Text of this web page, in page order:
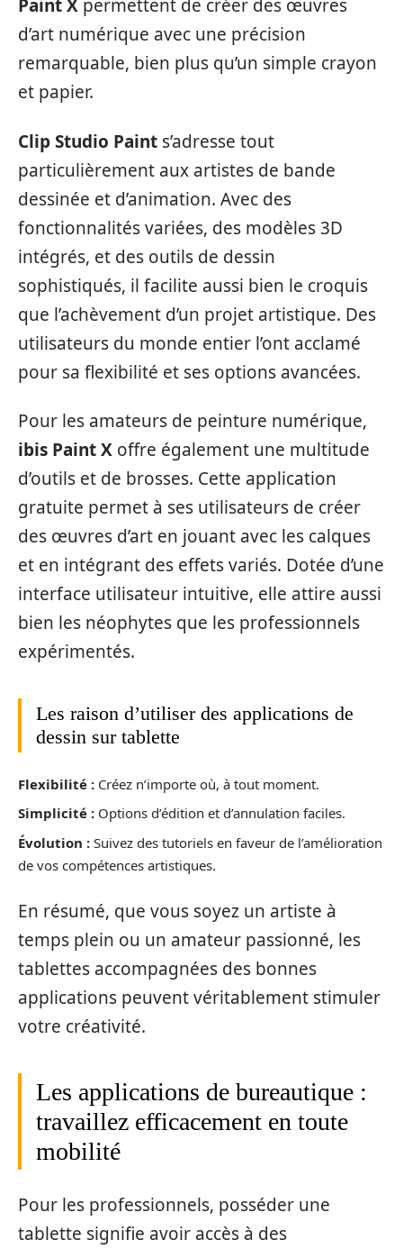
Paint X permettent de créer des œuvres
d’art numérique avec une précision
remarquable, bien plus qu’un simple crayon
et papier.
Clip Studio Paint s’adresse tout
particulièrement aux artistes de bande
dessinée et d’animation. Avec des
fonctionnalités variées, des modèles 3D
intégrés, et des outils de dessin
sophistiqués, il facilite aussi bien le croquis
que l’achèvement d’un projet artistique. Des
utilisateurs du monde entier l’ont acclamé
pour sa flexibilité et ses options avancées.
Pour les amateurs de peinture numérique,
ibis Paint X offre également une multitude
d’outils et de brosses. Cette application
gratuite permet à ses utilisateurs de créer
des œuvres d’art en jouant avec les calques
et en intégrant des effets variés. Dotée d’une
interface utilisateur intuitive, elle attire aussi
bien les néophytes que les professionnels
expérimentés.
Les raison d’utiliser des applications de
dessin sur tablette
Flexibilité : Créez n’importe où, à tout moment.
Simplicité : Options d’édition et d’annulation faciles.
Évolution : Suivez des tutoriels en faveur de l’amélioration
de vos compétences artistiques.
En résumé, que vous soyez un artiste à
temps plein ou un amateur passionné, les
tablettes accompagnées des bonnes
applications peuvent véritablement stimuler
votre créativité.
Les applications de bureautique :
travaillez efficacement en toute
mobilité
Pour les professionnels, posséder une
tablette signifie avoir accès à des